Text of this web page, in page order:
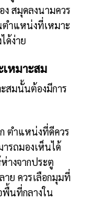
สมุดลงนามควร
ตำแหน่งที่เหมาะ
ด้ง่าย
หมาะสม
สมนั้นต้องมีการ
ตำแหน่งที่ดีควร
รถมองเห็นได้
างจากประตู
ย ควรเลือกมุมที่
นที่กลางใน